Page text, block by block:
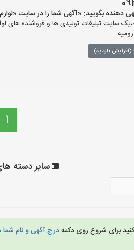
بگویید: «آگهی شما را در سایت «لوازم اداری
سایت تبلیغات تولیدی ها و فروشنده های
بازدید)
1
سایر دسته
کنید برای شروع روی دکمهدرج آگهی و نام